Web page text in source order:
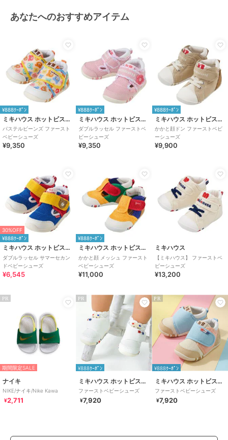
あなたへのおすすめアイテム
¥888ｸｰﾎﾟﾝ
ミキハウス ホットビスケッツ
パステルビーンズ ファースト
ベビーシューズ
¥9,350
¥888ｸｰﾎﾟﾝ
ミキハウス ホットビスケッツ
ダブルラッセル ファーストベ
ビーシューズ
¥9,350
¥888ｸｰﾎﾟﾝ
ミキハウス ホットビスケッツ
かかと顔ドン ファーストベビ
ーシューズ
¥9,900
30%OFF
¥888ｸｰﾎﾟﾝ
ミキハウス ホットビスケッツ
ダブルラッセル サマーセカン
ドベビーシューズ
¥6,545
¥888ｸｰﾎﾟﾝ
ミキハウス ホットビスケッツ
かかと顔 メッシュ ファースト
ベビーシューズ
¥11,000
ミキハウス
【ミキハウス】 ファーストベ
ビーシューズ
¥13,200
PR
期間限定SALE
ナイキ
NIKE/ナイキ/Nike Kawa
¥2,711
PR
¥888ｸｰﾎﾟﾝ
ミキハウス ホットビスケッツ
ファーストベビーシューズ
¥7,920
PR
¥888ｸｰﾎﾟﾝ
ミキハウス ホットビスケッツ
ファーストベビーシューズ
¥7,920